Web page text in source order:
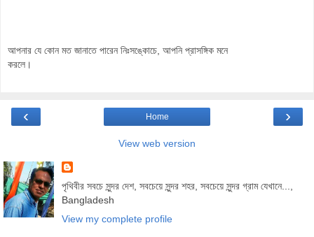
আপনার যে কোন মত জানাতে পারেন নিঃসঙ্কোচে, আপনি প্রাসঙ্গিক মনে
করলে।
‹ ›
Home
View web version
পৃথিবীর সবচে সুন্দর দেশ, সবচেয়ে সুন্দর শহর, সবচেয়ে সুন্দর গ্রাম যেখানে...,
Bangladesh
View my complete profile